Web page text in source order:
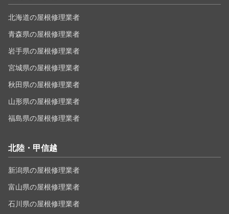
北海道の屋根修理業者
青森県の屋根修理業者
岩手県の屋根修理業者
宮城県の屋根修理業者
秋田県の屋根修理業者
山形県の屋根修理業者
福島県の屋根修理業者
北陸・甲信越
新潟県の屋根修理業者
富山県の屋根修理業者
石川県の屋根修理業者